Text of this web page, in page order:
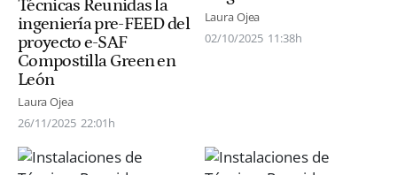
Técnicas Reunidas la
ingeniería pre-FEED del
proyecto e-SAF
Compostilla Green en
León
Laura Ojea
26/11/2025 22:01h
Laura Ojea
02/10/2025 11:38h